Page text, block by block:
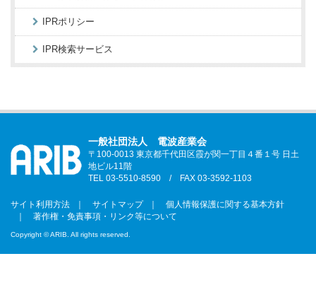
IPRポリシー
IPR検索サービス
一般社団法人 電波産業会
〒100-0013 東京都千代田区霞が関一丁目４番１号 日土
地ビル11階
TEL 03-5510-8590 / FAX 03-3592-1103
サイト利用方法 サイトマップ
個人情報保護に関する基本方針
著作権・免責事項・リンク等について
Copyright © ARIB. All rights reserved.